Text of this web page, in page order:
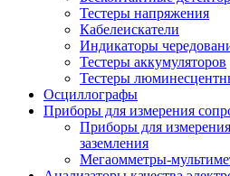
Тестеры напряжения
Кабелеискатели
Индикаторы
Тестеры аккумуляторов
Тестеры
Осциллографы
Приборы для измерения
Приборы для
заземления
Мегаомметры-